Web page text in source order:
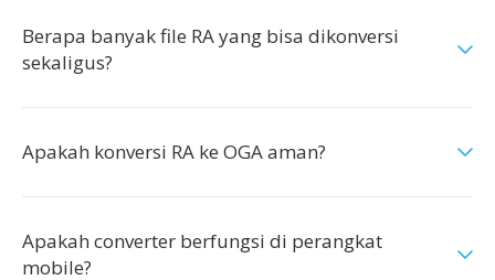
Berapa banyak file RA yang bisa dikonversi
sekaligus?
Apakah konversi RA ke OGA aman?
Apakah converter berfungsi di perangkat
mobile?